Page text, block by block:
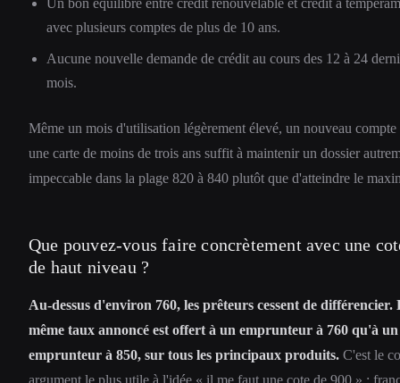
Un bon équilibre entre crédit renouvelable et crédit à
avec plusieurs comptes de plus de 10 ans.
Aucune nouvelle demande de crédit au cours des 12 à 24
mois.
Même un mois d'utilisation légèrement élevé, un nouveau compte
une carte de moins de trois ans suffit à maintenir un dossier
impeccable dans la plage 820 à 840 plutôt que d'atteindre le
Que pouvez-vous faire concrètement avec une
de haut niveau ?
Au-dessus d'environ 760, les prêteurs cessent de différencier.
même taux annoncé est offert à un emprunteur à 760 qu'à un
emprunteur à 850, sur tous les principaux produits. C'est le